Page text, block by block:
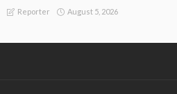
Reporter August 5, 2026